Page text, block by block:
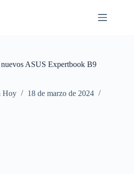
nuevos ASUS Expertbook B9
Hoy
18 de marzo de 2024